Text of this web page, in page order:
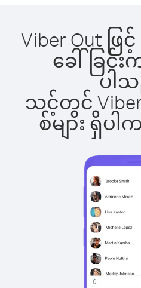
Viber Out ဖ
ခေါ်ခြ
ပါ
သင့်တွင်
စ်များ ရှိ